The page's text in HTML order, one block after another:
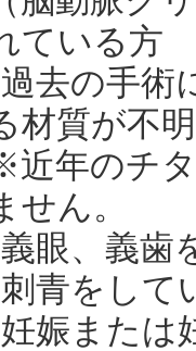
ている方
過去の手
材質が不
近年のチ
せん。
義眼、義
刺青をして
妊娠また